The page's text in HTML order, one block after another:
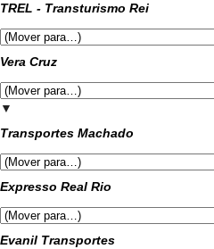
TREL - Transturismo Rei
Vera Cruz
▼
Transportes Machado
Expresso Real Rio
Evanil Transportes